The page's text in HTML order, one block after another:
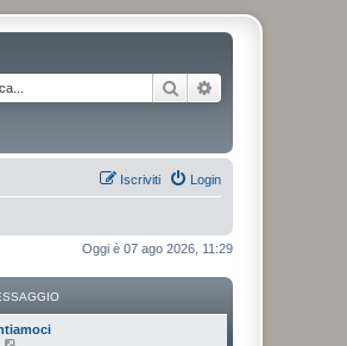
Cerca
Login
Iscriviti
Oggi è 07 ago 2026, 11:29